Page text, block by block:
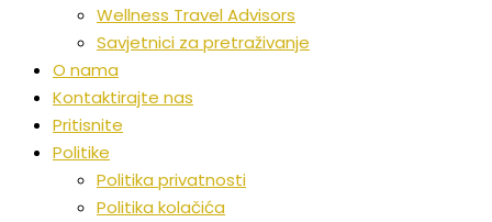
Wellness Travel Advisors
Savjetnici za pretraživanje
O nama
Kontaktirajte nas
Pritisnite
Politike
Politika privatnosti
Politika kolačića